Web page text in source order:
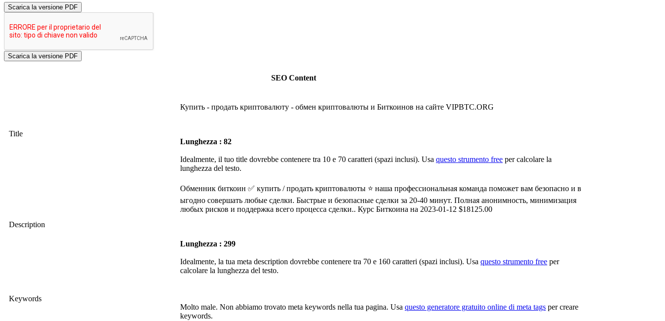
Scarica la versione PDF
SEO Content
Title
Купить - продать криптовалюту - обмен криптовалюты и Биткоинов на сайте VIPBTC.ORG
Lunghezza : 82
Idealmente, il tuo title dovrebbe contenere tra 10 e 70 caratteri (spazi inclusi). Usa questo strumento free per calcolare la
lunghezza del testo.
Description
Обменник биткоин ✅ купить / продать криптовалюты ⭐ наша профессиональная команда поможет вам безопасно и в
ыгодно совершать любые сделки. Быстрые и безопасные сделки за 20-40 минут. Полная анонимность, минимизация
любых рисков и поддержка всего процесса сделки.. Курс Биткоина на 2023-01-12 $18125.00
Lunghezza : 299
Idealmente, la tua meta description dovrebbe contenere tra 70 e 160 caratteri (spazi inclusi). Usa questo strumento free per
calcolare la lunghezza del testo.
Keywords
Molto male. Non abbiamo trovato meta keywords nella tua pagina. Usa questo generatore gratuito online di meta tags per creare
keywords.